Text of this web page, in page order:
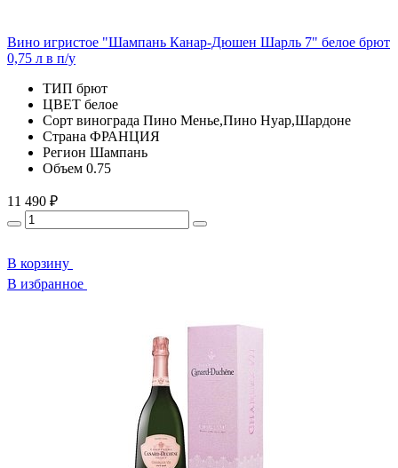
Вино игристое "Шампань Канар-Дюшен Шарль 7" белое брют
0,75 л в п/у
ТИП брют
ЦВЕТ белое
Сорт винограда Пино Менье,Пино Нуар,Шардоне
Страна ФРАНЦИЯ
Регион Шампань
Объем 0.75
11 490 ₽
В корзину
В избранное